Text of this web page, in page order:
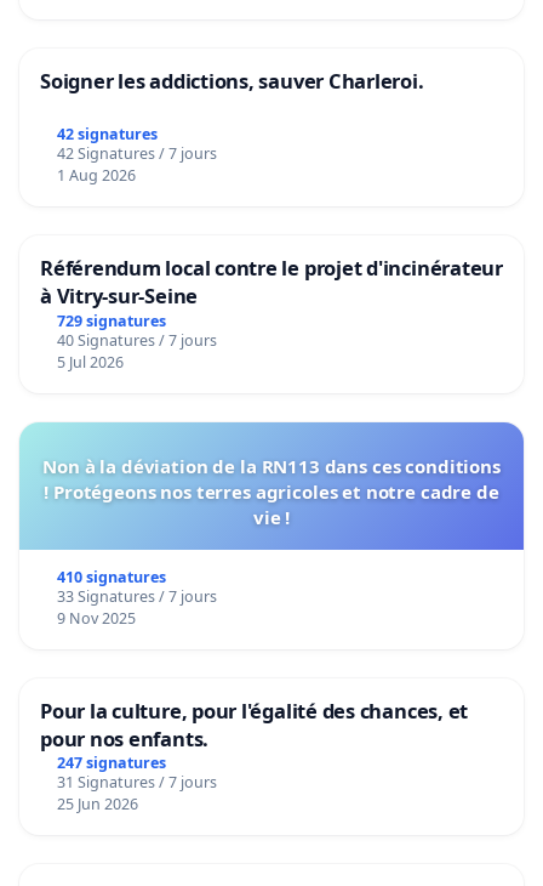
Soigner les addictions, sauver Charleroi.
42 signatures
42 Signatures / 7 jours
1 Aug 2026
Référendum local contre le projet d'incinérateur
à Vitry-sur-Seine
729 signatures
40 Signatures / 7 jours
5 Jul 2026
Non à la déviation de la RN113 dans ces conditions
! Protégeons nos terres agricoles et notre cadre de
vie !
410 signatures
33 Signatures / 7 jours
9 Nov 2025
Pour la culture, pour l'égalité des chances, et
pour nos enfants.
247 signatures
31 Signatures / 7 jours
25 Jun 2026